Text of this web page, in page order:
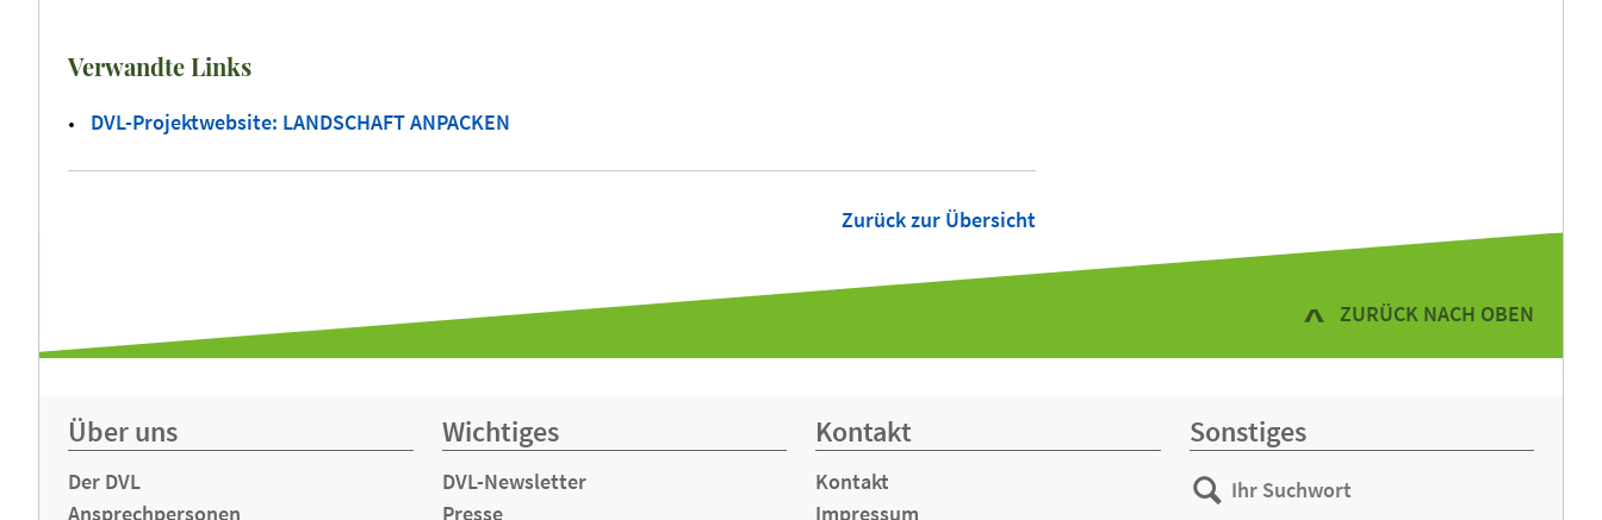
Verwandte Links
DVL-Projektwebsite: LANDSCHAFT ANPACKEN
Zurück zur Übersicht
ZURÜCK NACH OBEN
Über uns
Der DVL
Ansprechpersonen
Wichtiges
DVL-Newsletter
Presse
Kontakt
Kontakt
Impressum
Sonstiges
Ihr
Suchwort
Suchen